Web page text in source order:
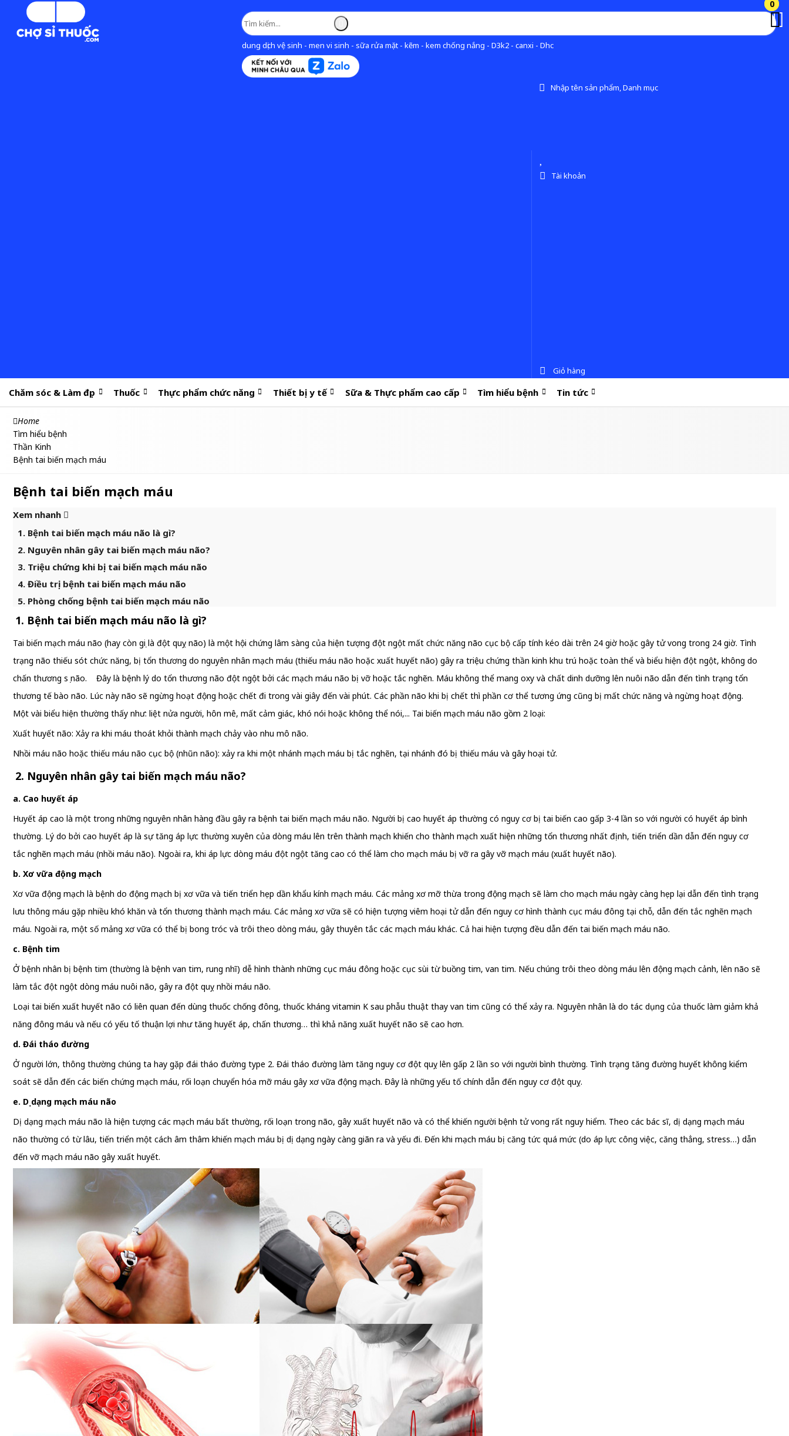
dung dịch vệ sinh - men vi sinh - sữa rửa mặt - kẽm - kem chống nắng - D3k2 - canxi - Dhc
Nhập tên sản phẩm, Danh mục
0
Tài khoản
0
Giỏ hàng
Chăm sóc & Làm đẹp Thuốc Thực phẩm chức năng Thiết bị y tế Sữa & Thực phẩm cao cấp Tìm hiểu bệnh Tin tức
Home
Tìm hiểu bệnh
Thần Kinh
Bệnh tai biến mạch máu
Bệnh tai biến mạch máu
Xem nhanh
1. Bệnh tai biến mạch máu não là gì?
2. Nguyên nhân gây tai biến mạch máu não?
3. Triệu chứng khi bị tai biến mạch máu não
4. Điều trị bệnh tai biến mạch máu não
5. Phòng chống bệnh tai biến mạch máu não
1. Bệnh tai biến mạch máu não là gì?
Tai biến mạch máu não (hay còn gọi là đột quỵ não) là một hội chứng lâm sàng của hiện tượng đột ngột mất chức năng não cục bộ cấp tính kéo dài trên 24 giờ hoặc gây tử vong trong 24 giờ. Tình
trạng não thiếu sót chức năng, bị tổn thương do nguyên nhân mạch máu (thiếu máu não hoặc xuất huyết não) gây ra triệu chứng thần kinh khu trú hoặc toàn thể và biểu hiện đột ngột, không do
chấn thương sọ não. Đây là bệnh lý do tổn thương não đột ngột bởi các mạch máu não bị vỡ hoặc tắc nghẽn. Máu không thể mang oxy và chất dinh dưỡng lên nuôi não dẫn đến tình trạng tổn
thương tế bào não. Lúc này não sẽ ngừng hoạt động hoặc chết đi trong vài giây đến vài phút. Các phần não khi bị chết thì phần cơ thể tương ứng cũng bị mất chức năng và ngừng hoạt động.
Một vài biểu hiện thường thấy như: liệt nửa người, hôn mê, mất cảm giác, khó nói hoặc không thể nói,... Tai biến mạch máu não gồm 2 loại:
Xuất huyết não: Xảy ra khi máu thoát khỏi thành mạch chảy vào nhu mô não.
Nhồi máu não hoặc thiếu máu não cục bộ (nhũn não): xảy ra khi một nhánh mạch máu bị tắc nghẽn, tại nhánh đó bị thiếu máu và gây hoại tử.
2. Nguyên nhân gây tai biến mạch máu não?
a. Cao huyết áp
Huyết áp cao là một trong những nguyên nhân hàng đầu gây ra bệnh tai biến mạch máu não. Người bị cao huyết áp thường có nguy cơ bị tai biến cao gấp 3-4 lần so với người có huyết áp bình
thường. Lý do bởi cao huyết áp là sự tăng áp lực thường xuyên của dòng máu lên trên thành mạch khiến cho thành mạch xuất hiện những tổn thương nhất định, tiến triển dần dẫn đến nguy cơ
tắc nghẽn mạch máu (nhồi máu não). Ngoài ra, khi áp lực dòng máu đột ngột tăng cao có thể làm cho mạch máu bị vỡ ra gây vỡ mạch máu (xuất huyết não).
b. Xơ vữa động mạch
Xơ vữa động mạch là bệnh do động mạch bị xơ vữa và tiến triển hẹp dần khẩu kính mạch máu. Các mảng xơ mỡ thừa trong động mạch sẽ làm cho mạch máu ngày càng hẹp lại dẫn đến tình trạng
lưu thông máu gặp nhiều khó khăn và tổn thương thành mạch máu. Các mảng xơ vữa sẽ có hiện tượng viêm hoại tử dẫn đến nguy cơ hình thành cục máu đông tại chỗ, dẫn đến tắc nghẽn mạch
máu. Ngoài ra, một số mảng xơ vữa có thể bị bong tróc và trôi theo dòng máu, gây thuyên tắc các mạch máu khác. Cả hai hiện tượng đều dẫn đến tai biến mạch máu não.
c. Bệnh tim
Ở bệnh nhân bị bệnh tim (thường là bệnh van tim, rung nhĩ) dễ hình thành những cục máu đông hoặc cục sùi từ buồng tim, van tim. Nếu chúng trôi theo dòng máu lên động mạch cảnh, lên não sẽ
làm tắc đột ngột dòng máu nuôi não, gây ra đột quỵ nhồi máu não.
Loại tai biến xuất huyết não có liên quan đến dùng thuốc chống đông, thuốc kháng vitamin K sau phẫu thuật thay van tim cũng có thể xảy ra. Nguyên nhân là do tác dụng của thuốc làm giảm khả
năng đông máu và nếu có yếu tố thuận lợi như tăng huyết áp, chấn thương… thì khả năng xuất huyết não sẽ cao hơn.
d. Đái tháo đường
Ở người lớn, thông thường chúng ta hay gặp đái tháo đường type 2. Đái tháo đường làm tăng nguy cơ đột quỵ lên gấp 2 lần so với người bình thường. Tình trạng tăng đường huyết không kiểm
soát sẽ dẫn đến các biến chứng mạch máu, rối loạn chuyển hóa mỡ máu gây xơ vữa động mạch. Đây là những yếu tố chính dẫn đến nguy cơ đột quỵ.
e. Dị dạng mạch máu não
Dị dạng mạch máu não là hiện tượng các mạch máu bất thường, rối loạn trong não, gây xuất huyết não và có thể khiến người bệnh tử vong rất nguy hiểm. Theo các bác sĩ, dị dạng mạch máu
não thường có từ lâu, tiến triển một cách âm thâm khiến mạch máu bị dị dạng ngày càng giãn ra và yếu đi. Đến khi mạch máu bị căng tức quá mức (do áp lực công việc, căng thẳng, stress…) dẫn
đến vỡ mạch máu não gây xuất huyết.